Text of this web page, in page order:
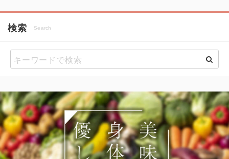
検索 Search